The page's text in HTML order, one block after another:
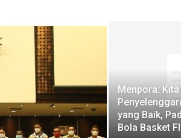
Menpora:
yang Baik,
Bola Basket